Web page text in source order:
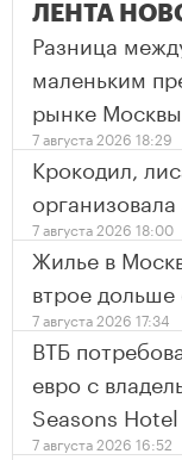
ЛЕНТА
Разница
маленьким
рынке
7 августа 2026 18:29
Крокодил,
7 августа 2026 18:00
Жилье в
втрое
7 августа 2026 17:34
ВТБ
евро с
Seasons
7 августа 2026 16:52